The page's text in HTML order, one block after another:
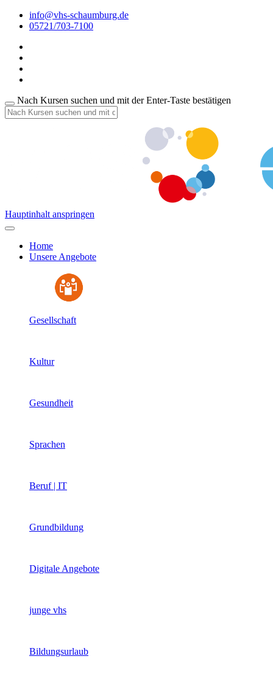
info@vhs-schaumburg.de
05721/703-7100
Nach Kursen suchen und mit der Enter-Taste bestätigen
Hauptinhalt anspringen
Home
Unsere Angebote
Gesellschaft
Kultur
Gesundheit
Sprachen
Beruf | IT
Grundbildung
Digitale Angebote
junge vhs
Bildungsurlaub